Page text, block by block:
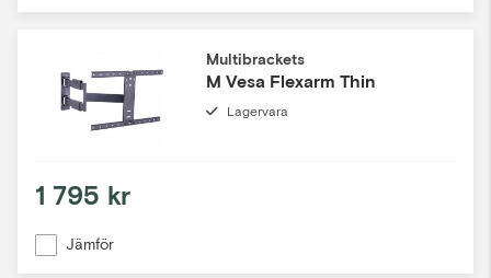
Multibrackets
M Vesa Flexarm Thin
Lagervara
1 795 kr
Jämför